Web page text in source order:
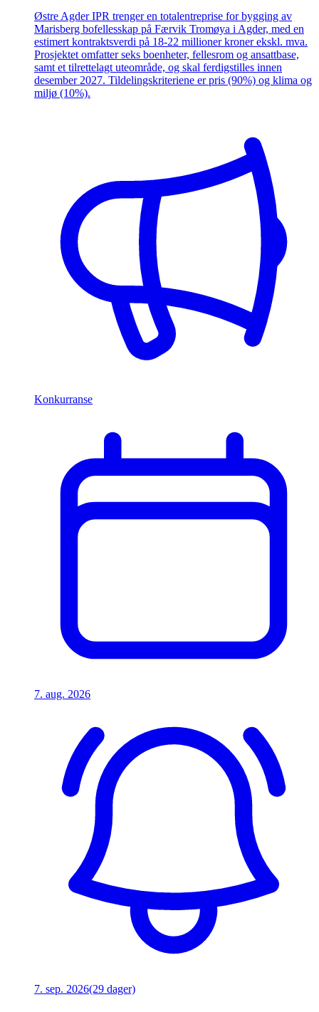
Østre Agder IPR trenger en totalentreprise for bygging av
Marisberg bofellesskap på Færvik Tromøya i Agder, med en
estimert kontraktsverdi på 18-22 millioner kroner ekskl. mva.
Prosjektet omfatter seks boenheter, fellesrom og ansattbase,
samt et tilrettelagt uteområde, og skal ferdigstilles innen
desember 2027. Tildelingskriteriene er pris (90%) og klima og
miljø (10%).
Konkurranse
7. aug. 2026
7. sep. 2026(29 dager)